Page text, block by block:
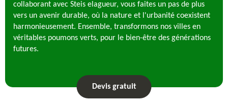
collaborant avec Steis elagueur, vous faites un pas de plus
vers un avenir durable, où la nature et l'urbanité coexistent
harmonieusement. Ensemble, transformons nos villes en
véritables poumons verts, pour le bien-être des générations
futures.
Devis gratuit